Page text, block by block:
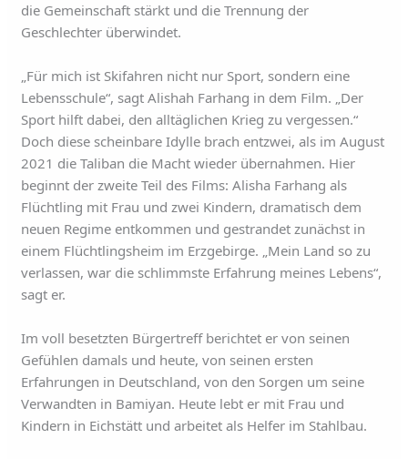
die Gemeinschaft stärkt und die Trennung der
Geschlechter überwindet.
„Für mich ist Skifahren nicht nur Sport, sondern eine
Lebensschule“, sagt Alishah Farhang in dem Film. „Der
Sport hilft dabei, den alltäglichen Krieg zu vergessen.“
Doch diese scheinbare Idylle brach entzwei, als im August
2021 die Taliban die Macht wieder übernahmen. Hier
beginnt der zweite Teil des Films: Alisha Farhang als
Flüchtling mit Frau und zwei Kindern, dramatisch dem
neuen Regime entkommen und gestrandet zunächst in
einem Flüchtlingsheim im Erzgebirge. „Mein Land so zu
verlassen, war die schlimmste Erfahrung meines Lebens“,
sagt er.
Im voll besetzten Bürgertreff berichtet er von seinen
Gefühlen damals und heute, von seinen ersten
Erfahrungen in Deutschland, von den Sorgen um seine
Verwandten in Bamiyan. Heute lebt er mit Frau und
Kindern in Eichstätt und arbeitet als Helfer im Stahlbau.